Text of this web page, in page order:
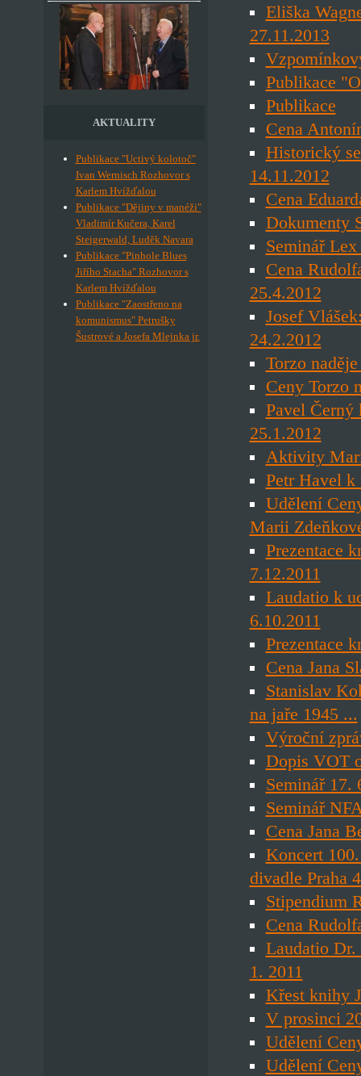
AKTUALITY
Publikace "Uctivý kolotoč"
Ivan Wernisch Rozhovor s
Karlem Hvížďalou
Publikace "Dějiny v manéži"
Vladimír Kučera, Karel
Steigerwald, Luděk Navara
Publikace "Pinhole Blues
Jiřího Stacha" Rozhovor s
Karlem Hvížďalou
Publikace "Zaostřeno na
komunismus" Petrušky
Šustrové a Josefa Mlejnka jr.
Eliška
27.11.2013
Publikace
Publikace
Cena
Historický
14.11.2012
Cena
Dokumenty
Seminář
Cena
25.4.2012
Josef
24.2.2012
Torzo
Ceny Torzo
Pavel
25.1.2012
Aktivity
Petr Havel k
Udělení
Marii
Prezentace
7.12.2011
Laudatio k
6.10.2011
Prezentace
Cena Jana
Stanislav
na jaře 1945 ...
Výroční
Dopis VOT
Seminář 17.
Seminář
Cena Jana
Koncert
divadle Praha
Stipendium
Cena
Laudatio
1. 2011
Křest knihy
V prosinci
Udělení
Udělení